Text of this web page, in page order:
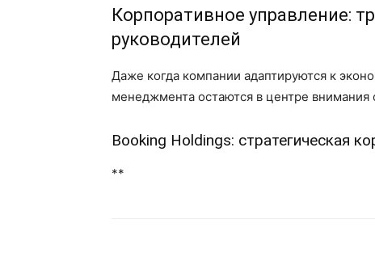
Корпоративное управление:
руководителей
Даже когда компании адаптируются к
менеджмента остаются в центре внимания
Booking Holdings: стратегическая
**